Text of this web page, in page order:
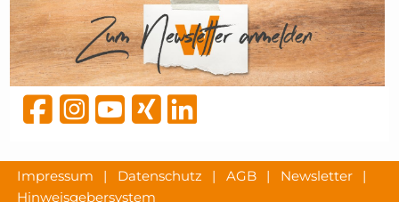
Impressum | Datenschutz | AGB | Newsletter
|
Hinweisgebersystem